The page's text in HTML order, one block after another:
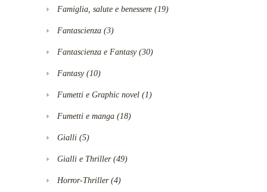
Famiglia, salute e benessere (19)
Fantascienza (3)
Fantascienza e Fantasy(30)
Fantasy(10)
Fumetti e Graphic novel (1)
Fumetti e manga (18)
Gialli (5)
Gialli e Thriller(49)
Horror-Thriller(4)